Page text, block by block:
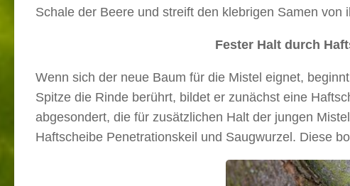
Schale der Beere und streift den klebrigen Samen von
Fester Halt durch
Wenn sich der neue Baum für die Mistel eignet,
Spitze die Rinde berührt, bildet er zunächst eine
abgesondert, die für zusätzlichen Halt der jungen
Haftscheibe Penetrationskeil und Saugwurzel. Diese